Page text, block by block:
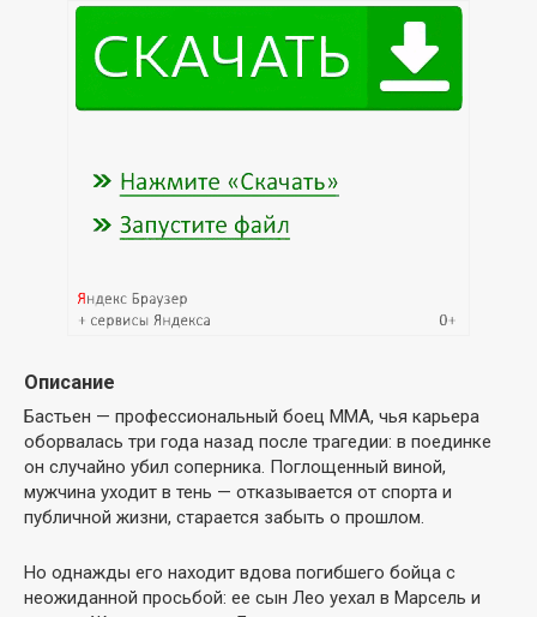
Описание
Бастьен — профессиональный боец MMA, чья карьера
оборвалась три года назад после трагедии: в поединке
он случайно убил соперника. Поглощенный виной,
мужчина уходит в тень — отказывается от спорта и
публичной жизни, старается забыть о прошлом.
Но однажды его находит вдова погибшего бойца с
неожиданной просьбой: ее сын Лео уехал в Марсель и